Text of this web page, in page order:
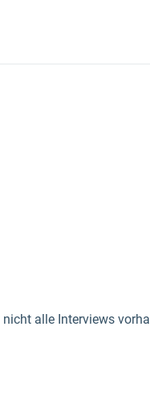
alle Interviews